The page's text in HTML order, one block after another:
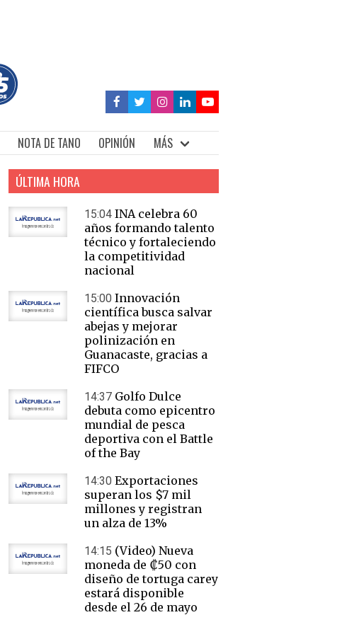
NOTA DE TANO OPINIÓN MÁS
ÚLTIMA HORA
15:04 INA celebra 60
años formando talento
técnico y fortaleciendo
la competitividad
nacional
15:00 Innovación
científica busca salvar
abejas y mejorar
polinización en
Guanacaste, gracias a
FIFCO
14:37 Golfo Dulce
debuta como epicentro
mundial de pesca
deportiva con el Battle
of the Bay
14:30 Exportaciones
superan los $7 mil
millones y registran
un alza de 13%
14:15 (Video) Nueva
moneda de ₡50 con
diseño de tortuga carey
estará disponible
desde el 26 de mayo